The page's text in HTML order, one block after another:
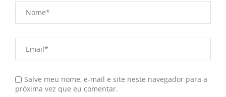
Salve meu nome, e-mail e site neste navegador para a
próxima vez que eu comentar.